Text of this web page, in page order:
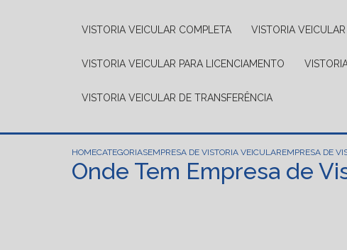
VISTORIA VEICULAR COMPLETA VISTORIA
VISTORIA VEICULAR PARA LICENCIAMENTO
VISTORIA VEICULAR DE TRANSFERÊNCIA
HOMECATEGORIASEMPRESA DE VISTORIA VEICULAREMPRESA DE
Onde Tem Empresa de